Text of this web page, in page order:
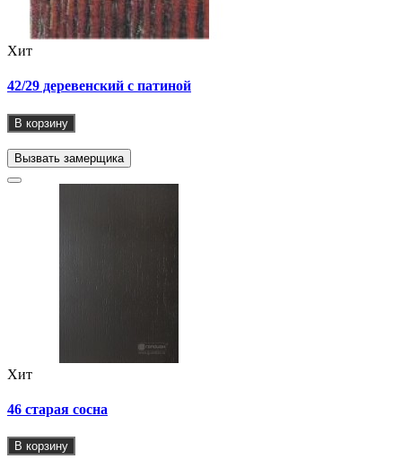
Хит
42/29 деревенский с патиной
В корзину
Вызвать замерщика
Хит
46 старая сосна
В корзину